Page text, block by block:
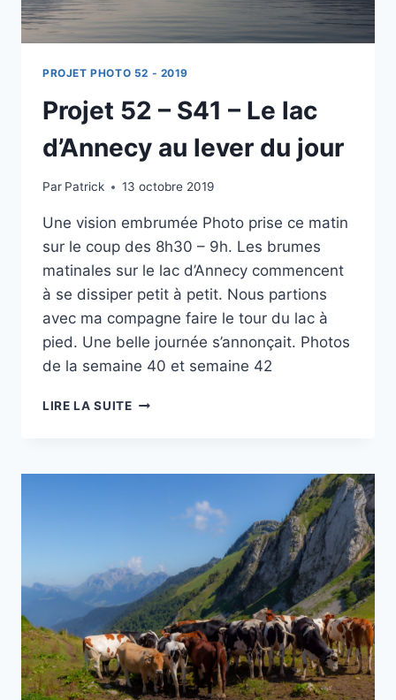
PROJET PHOTO 52 - 2019
Projet 52 – S41 – Le lac
d’Annecy au lever du jour
Par Patrick 13 octobre 2019
Une vision embrumée Photo prise ce matin
sur le coup des 8h30 – 9h. Les brumes
matinales sur le lac d’Annecy commencent
à se dissiper petit à petit. Nous partions
avec ma compagne faire le tour du lac à
pied. Une belle journée s’annonçait. Photos
de la semaine 40 et semaine 42
LIRE LA SUITEPROJET
–
D’ANNECY
LEVER
DU
JOUR